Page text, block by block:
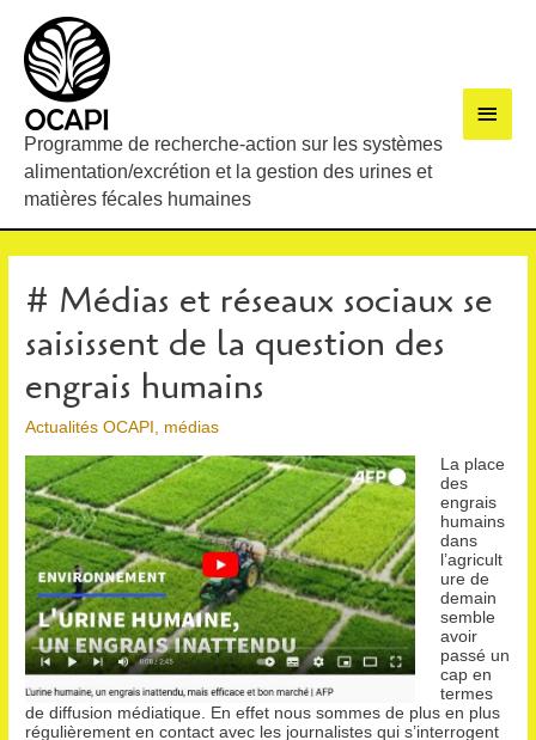
Programme de recherche-action sur les systèmes
alimentation/excrétion et la gestion des urines et
matières fécales humaines
# Médias et réseaux sociaux se
saisissent de la question des
engrais humains
Actualités OCAPI , médias
La place
des
engrais
humains
dans
l’agricult
ure de
demain
semble
avoir
passé un
cap en
termes
de diffusion médiatique. En effet nous sommes de plus en plus
régulièrement en contact avec les journalistes qui s’interrogent